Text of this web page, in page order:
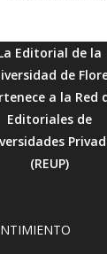
Editorial de la
de
a la Red
Editoriales de
(REUP)